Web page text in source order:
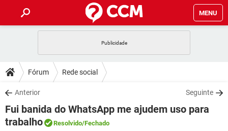
MENU
CELULAR
OUTLOOK
INSTAGRAM GMAIL
GUIA DE COMPRAS
DICAS
JOGOS
OUTLOOK
DOWNLOADS
JOGOS WHATSAPP
CELULAR
FÓRUM
Fórum Rede social
Anterior Seguinte
Fui banida do WhatsApp me ajudem uso para
trabalho
Resolvido/Fechado